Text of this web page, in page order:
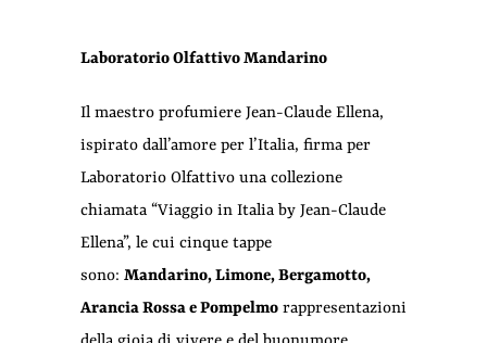
Laboratorio Olfattivo Mandarino
Il maestro profumiere Jean-Claude Ellena,
ispirato dall’amore per l’Italia, firma per
Laboratorio Olfattivo una collezione
chiamata “Viaggio in Italia by Jean-Claude
Ellena”, le cui cinque tappe
sono: Mandarino, Limone, Bergamotto,
Arancia Rossa e Pompelmo rappresentazioni